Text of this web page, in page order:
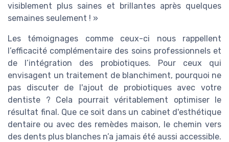
visiblement plus saines et brillantes après quelques
semaines seulement ! »
Les témoignages comme ceux-ci nous rappellent
l’efficacité complémentaire des soins professionnels et
de l’intégration des probiotiques. Pour ceux qui
envisagent un traitement de blanchiment, pourquoi ne
pas discuter de l'ajout de probiotiques avec votre
dentiste ? Cela pourrait véritablement optimiser le
résultat final. Que ce soit dans un cabinet d'esthétique
dentaire ou avec des remèdes maison, le chemin vers
des dents plus blanches n’a jamais été aussi accessible.